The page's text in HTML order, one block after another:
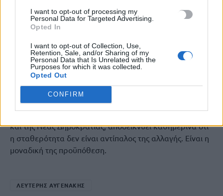
I want to opt-out of processing my
Personal Data for Targeted Advertising.
Opted In
I want to opt-out of Collection, Use,
Retention, Sale, and/or Sharing of my
Personal Data that Is Unrelated with the
Purposes for which it was collected.
Opted Out
CONFIRM
Η Ελλάδα δεν έχει πολυτέλεια για άλλα πειράματα
αέρος. Έχει ανάγκη από πολίτες που επιλέγουν με
μόνο αυτούς που διαμαρτύρονται ωραία.
Γιατί στο τέλος, η ψήφος δεν είναι μόνο έκφραση
αισθήματος. Είναι πράξη που σχηματίζει κυβερνήσεις,
κοινοβούλια και χώρες.
Και αυτή η χώρα, η Ελλάδα τουΚυριάκου Μητσοτάκη
και της Νέας Δημοκρατίας, αποδεικνύει καθημερινά ότι
η σταθερότητα δεν είναι αντίπαλος της αλλαγής. Είναι η
μοναδική της προϋπόθεση.
ΛΕΥΤΕΡΗΣ ΑΥΓΕΝΑΚΗΣ